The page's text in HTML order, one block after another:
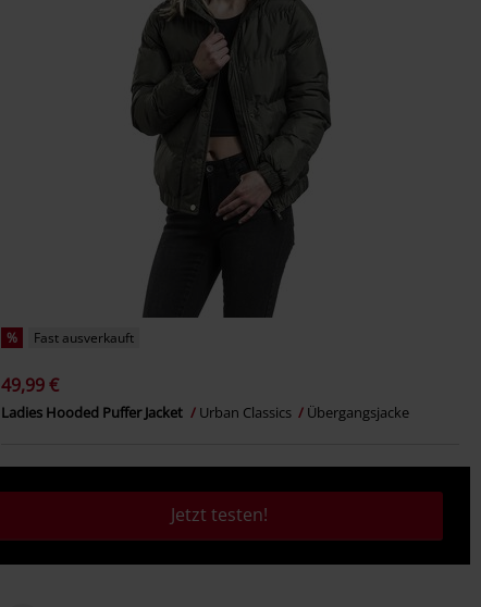
% Fast ausverkauft
49,99 €
Ladies Hooded Puffer Jacket Urban Classics Übergangsjacke
Jetzt testen!